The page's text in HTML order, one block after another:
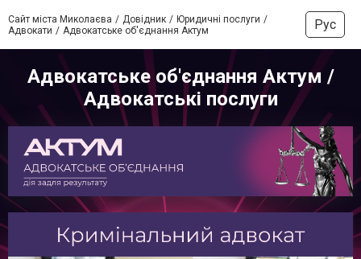
Сайт міста Миколаєва Довідник
Юридичні послуги
Адвокати
Адвокатське об'єднання Актум Рус
Адвокатське об'єднання Актум /
Адвокатські послуги